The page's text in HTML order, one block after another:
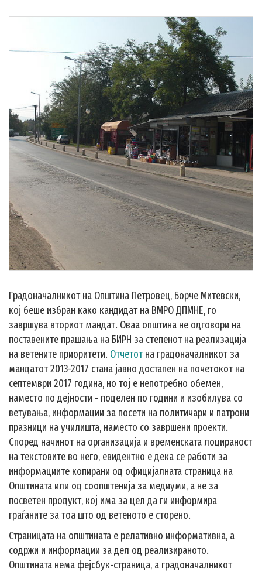
Градоначалникот на Општина Петровец, Борче Митевски,
кој беше избран како кандидат на ВМРО ДПМНЕ, го
завршува вториот мандат. Оваа општина не одговори на
поставените прашања на БИРН за степенот на реализација
на ветените приоритети. Отчетотна градоначалникот за
мандатот 2013-2017 стана јавно достапен на почетокот на
септември 2017 година, но тој е непотребно обемен,
наместо по дејности - поделен по години и изобилува со
ветувања, информации за посети на политичари и патрони
празници на училишта, наместо со завршени проекти.
Според начинот на организација и временската лоцираност
на текстовите во него, евидентно е дека се работи за
информациите копирани од официјалната страница на
Општината или од соопштенија за медиуми, а не за
посветен продукт, кој има за цел да ги информира
граѓаните за тоа што од ветеното е сторено.
Страницата на општината е релативно информативна, а
содржи и информации за дел од реализираното.
Општината нема фејсбук-страница, а градоначалникот